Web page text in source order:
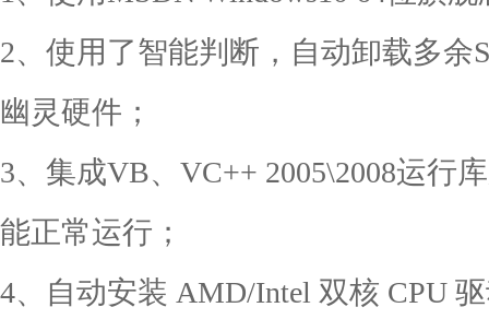
2、使用了智能判断，自动卸载多余
幽灵硬件；
3、集成VB、VC++ 2005\2008运行
能正常运行；
4、自动安装 AMD/Intel 双核 CPU